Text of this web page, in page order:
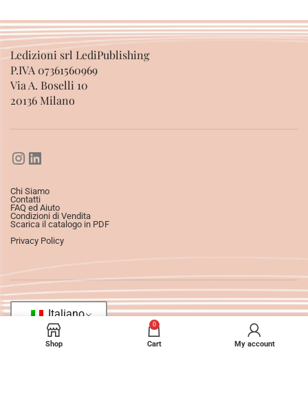
Ledizioni srl LediPublishing
P.IVA 07361560969
Via A. Boselli 10
20136 Milano
Chi Siamo
Contatti
FAQ ed Aiuto
Condizioni di Vendita
Scarica il catalogo in PDF
Privacy Policy
Italiano
Shop
0
Cart My account